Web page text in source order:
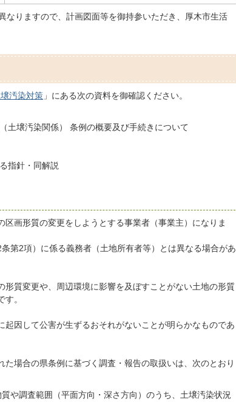
なりますので、計画図面等を御持参いただき、厚木市生活
汚染対策 」にある次の資料を御確認ください。
土壌汚染関係） 条例の概要及び手続きについて
指針・同解説
画形質の変更をしようとする事業者（事業主）になりま
第2項）に係る義務者（土地所有者等）とは異なる場合があ
形質変更や、周辺環境に影響を及ぼすことがない土地の形質
。
起因して公害が生ずるおそれがないことが明らかなものであ
場合の県条例に基づく調査・報告の取扱いは、次のとおり
や調査範囲（平面方向・深さ方向）のうち、土壌汚染状況